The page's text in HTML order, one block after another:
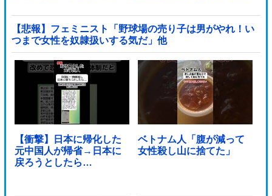
【悲報】フェミニスト「野球場の売り子は男がやれ！い
つまで女性を奴隷扱いする気だ」他
【衝撃】日本に帰化した
元中国人が帰省→日本に
戻ろうとしたら…
ベトナム人「腹が減って
女性殺し山に捨てた」